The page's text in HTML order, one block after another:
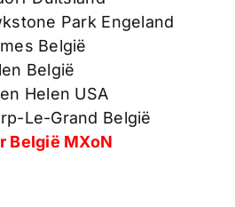
Park Engeland
België
België
Helen USA
Le-Grand België
België MXoN